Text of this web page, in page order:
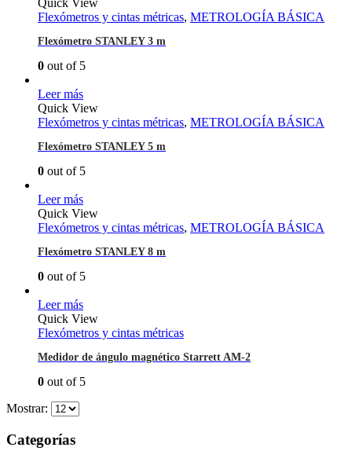
Flexómetros y cintas métricas, METROLOGÍA BÁSICA
Flexómetro STANLEY 3 m
0 out of 5
Leer más
Quick View
Flexómetros y cintas métricas, METROLOGÍA BÁSICA
Flexómetro STANLEY 5 m
0 out of 5
Leer más
Quick View
Flexómetros y cintas métricas, METROLOGÍA BÁSICA
Flexómetro STANLEY 8 m
0 out of 5
Leer más
Quick View
Flexómetros y cintas métricas
Medidor de ángulo magnético Starrett AM-2
0 out of 5
Mostrar:
Categorías